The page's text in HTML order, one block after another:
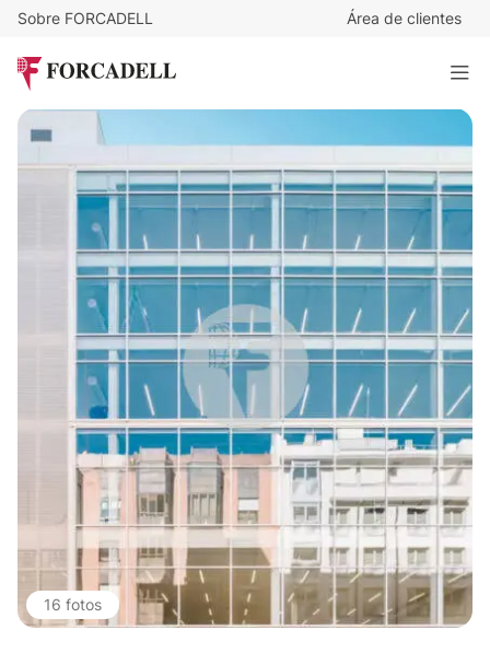
Sobre FORCADELL Área de clientes
Oficina alquiler Madrid. Calle Vizcaya. Atocha
1.002 m²
16 fotos